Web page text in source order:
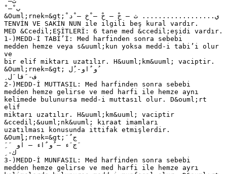
ْ – ْ‫ب‬
&Ouml;rnek=&gt; ْ‫ي‬.................. ‫ث – جْ – حْ – ْخ – ْد‬
TENVİN VE SAKİN NUN ile ilgili beş kural vardır.
MED &Ccedil;EŞİTLERİ: 6 tane med &ccedil;eşidi vardır.
1-)MEDD-İ TABİ’İ: Med harfinden sonra sebebi
medden hemze veya s&uuml;kun yoksa medd-i tabi’i olur
ve
bir elif miktarı uzatılır. H&uuml;km&uuml; vaciptir.
&Ouml;rnek=&gt; ‫ ُو ٌاو‬- ‫ٌِل‬
2-)MEDD-İ MUTTASIL: Med harfinden sonra sebebi
medden hemze gelirse ve med harfi ile hemze aynı
kelimede bulunursa medd-i muttasıl olur. D&ouml;rt
elif
miktarı uzatılır. H&uuml;km&uuml; vaciptir
&ccedil;&uuml;nk&uuml; kıraat imamları
uzatılması konusunda ittifak etmişlerdir.
&Ouml;rnek=&gt; َ ٌ‫ج‬
َ ِ َ ‫َج َء – ُو ٌاء – اُو‬
ِ -‫ك‬
3-)MEDD-İ MUNFASIL: Med harfinden sonra sebebi
medden hemze gelirse ve med harfi ile hemze ayrı